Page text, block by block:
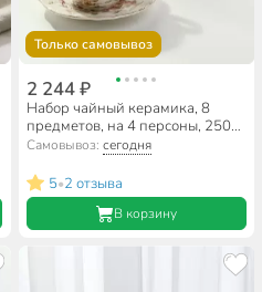
Только самовывоз
2 244 ₽
Набор чайный керамика, 8
предметов, на 4 персоны, 250
мл, Beatrix, Птички, МЛ125P/4,
подарочная упаковка
Самовывоз: сегодня
5•2 отзыва
В корзину